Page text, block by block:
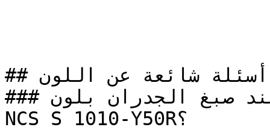
## أسئلة شائعة عن اللون
### كيف تحصل على نتيجة مثالية عند صبغ الجدران بلون
NCS S 1010-Y50R؟